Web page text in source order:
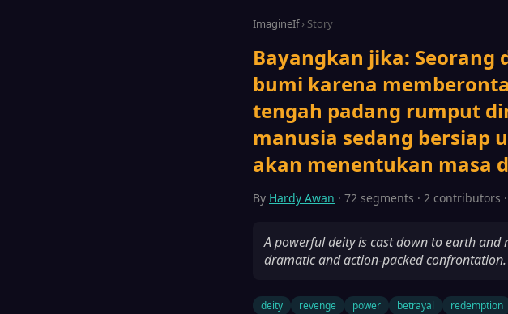
ImagineIf› Story
Bayangkan jika:
bumi karena
tengah padang rumput
manusia sedang bersiap
akan menentukan masa
By Hardy Awan · 72 segments · 2 contributors
A powerful deity is cast down to earth
dramatic and action-packed confrontation.
deity revenge power betrayal redemption